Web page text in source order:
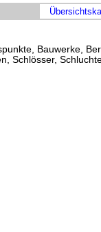
Bauwerke,
Schlösser,